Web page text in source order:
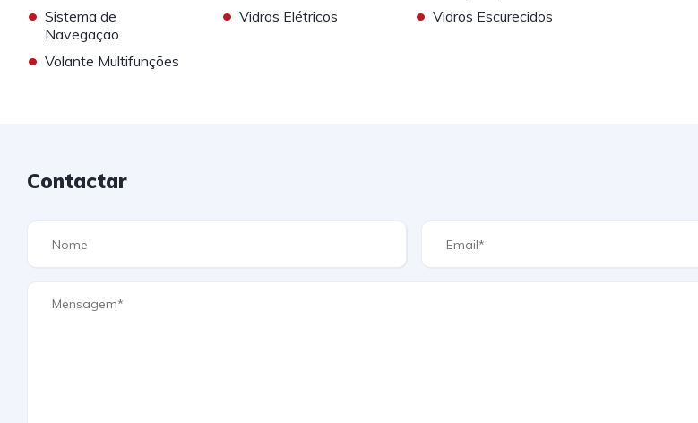
• Sistema de
Navegação
• Vidros Elétricos • Vidros Escurecidos
• Volante Multifunções
Contactar